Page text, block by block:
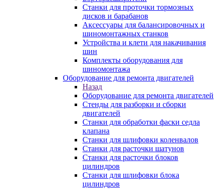
Станки для проточки тормозных
дисков и барабанов
Аксессуары для балансировочных и
шиномонтажных станков
Устройства и клети для накачивания
шин
Комплекты оборудования для
шиномонтажа
Оборудование для ремонта двигателей
Назад
Оборудование для ремонта двигателей
Стенды для разборки и сборки
двигателей
Станки для обработки фаски седла
клапана
Станки для шлифовки коленвалов
Станки для расточки шатунов
Станки для расточки блоков
цилиндров
Станки для шлифовки блока
цилиндров